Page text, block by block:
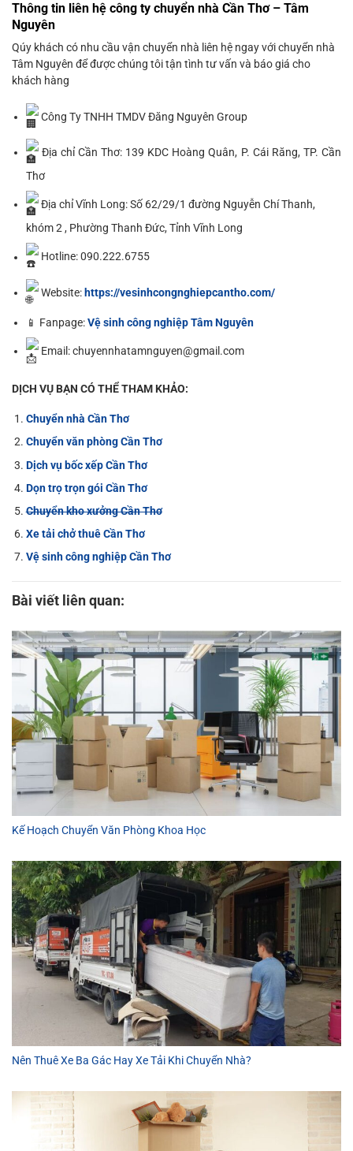
Thông tin liên hệ công ty chuyển nhà Cần Thơ – Tâm
Nguyên
Qúy khách có nhu cầu vận chuyển nhà liên hệ ngay với chuyển nhà
Tâm Nguyên để được chúng tôi tận tình tư vấn và báo giá cho
khách hàng
Công Ty TNHH TMDV Đăng Nguyên Group
Địa chỉ Cần Thơ: 139 KDC Hoàng Quân, P. Cái Răng, TP. Cần
Thơ
Địa chỉ Vĩnh Long: Số 62/29/1 đường Nguyễn Chí Thanh,
khóm 2 , Phường Thanh Đức, Tỉnh Vĩnh Long
Hotline: 090.222.6755
Website: https://vesinhcongnghiepcantho.com/
📱 Fanpage:Vệ sinh công nghiệp Tâm Nguyên
Email: chuyennhatamnguyen@gmail.com
DỊCH VỤ BẠN CÓ THỂ THAM KHẢO:
Chuyển nhà Cần Thơ
Chuyển văn phòng Cần Thơ
Dịch vụ bốc xếp Cần Thơ
Dọn trọ trọn gói Cần Thơ
Chuyển kho xưởng Cần Thơ
Xe tải chở thuê Cần Thơ
Vệ sinh công nghiệp Cần Thơ
Bài viết liên quan:
Kế Hoạch Chuyển Văn Phòng Khoa Học
Nên Thuê Xe Ba Gác Hay Xe Tải Khi Chuyển Nhà?